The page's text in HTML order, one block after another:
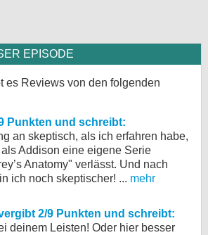
EPISODE
es Reviews von den folgenden
Punkten und schreibt:
an skeptisch, als ich erfahren habe,
Addison eine eigene Serie
Anatomy" verlässt. Und nach
ich noch skeptischer! ... mehr
2/9 Punkten und schreibt:
deinem Leisten! Oder hier besser